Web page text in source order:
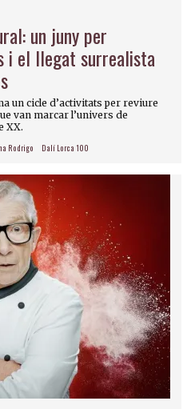
un juny per
i el llegat surrealista
un cicle d’activitats per reviure
van marcar l’univers de
XX.
Rodrigo Dalí Lorca 100